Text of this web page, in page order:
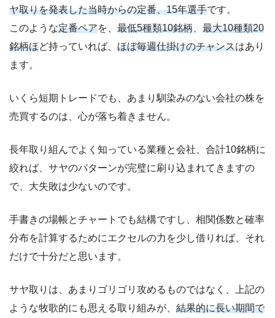
ヤ取りを発表した当時からの定番、15年選手です。
このような定番ペアを、 最低5種類10銘柄
最大10種類20
銘柄ほど持っていれば、 ほぼ毎週仕掛けのチャンスはあり
ます。
いくら短期トレードでも、あまり馴染みのない会社の株を
売買するのは、心が落ち着きません。
長年取り組んでよく知っている業種と会社、合計10銘柄に
絞れば、サヤのパターンが完璧に刷り込まれてきますの
で、大失敗は少ないのです。
手書きの場帳とチャートでも結構ですし、相関係数と確率
分布を計算するためにエクセルの力を少し借りれば、それ
だけで十分だと思います。
サヤ取りは、あまりゴリゴリ攻めるものではなく、上記の
ような牧歌的にも思える取り組みが、 結果的に長い期間で